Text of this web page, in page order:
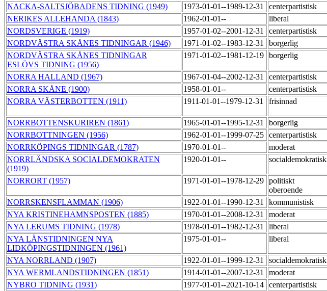
NACKA-SALTSJÖBADENS TIDNING (1949) 1973-01-01--1989-12-31 centerpartistisk
NERIKES ALLEHANDA (1843) 1962-01-01-- liberal
NORDSVERIGE (1919) 1957-01-02--2001-12-31 centerpartistisk
NORDVÄSTRA SKÅNES TIDNINGAR (1946) 1971-01-02--1983-12-31 borgerlig
NORDVÄSTRA SKÅNES TIDNINGAR
ESLÖVS TIDNING (1956)
1971-01-02--1981-12-19 borgerlig
NORRA HALLAND (1967) 1967-01-04--2002-12-31 centerpartistisk
NORRA SKÅNE (1900) 1958-01-01-- centerpartistisk
NORRA VÄSTERBOTTEN (1911) 1911-01-01--1979-12-31 frisinnad
NORRBOTTENSKURIREN (1861) 1965-01-01--1995-12-31 borgerlig
NORRBOTTNINGEN (1956) 1962-01-01--1999-07-25 centerpartistisk
NORRKÖPINGS TIDNINGAR (1787) 1970-01-01-- moderat
NORRLÄNDSKA SOCIALDEMOKRATEN
(1919)
1920-01-01-- socialdemokratisk
NORRORT (1957) 1971-01-01--1978-12-29 politiskt
oberoende
NORRSKENSFLAMMAN (1906) 1922-01-01--1990-12-31 kommunistisk
NYA KRISTINEHAMNSPOSTEN (1885) 1970-01-01--2008-12-31 moderat
NYA LERUMS TIDNING (1978) 1978-01-01--1982-12-31 liberal
NYA LÄNSTIDNINGEN NYA
LIDKÖPINGSTIDNINGEN (1961)
1975-01-01-- liberal
NYA NORRLAND (1907) 1922-01-01--1999-12-31 socialdemokratisk
NYA WERMLANDSTIDNINGEN (1851) 1914-01-01--2007-12-31 moderat
NYBRO TIDNING (1931) 1977-01-01--2021-10-14 centerpartistisk